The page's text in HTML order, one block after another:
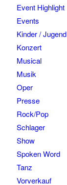
Event Highlight
Events
Kinder / Jugend
Konzert
Musical
Musik
Oper
Presse
Rock/Pop
Schlager
Show
Spoken Word
Tanz
Vorverkauf